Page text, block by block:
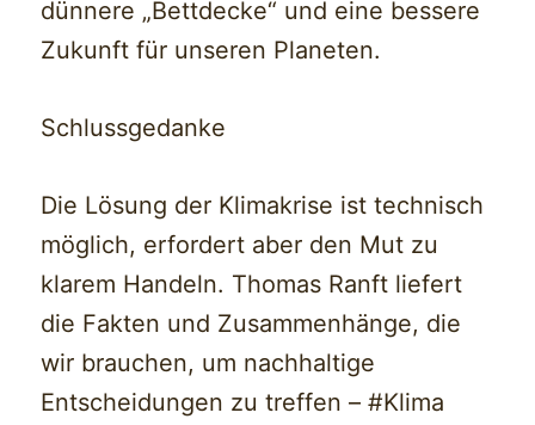
dünnere „Bettdecke“ und eine bessere
Zukunft für unseren Planeten.
Schlussgedanke
Die Lösung der Klimakrise ist technisch
möglich, erfordert aber den Mut zu
klarem Handeln. Thomas Ranft liefert
die Fakten und Zusammenhänge, die
wir brauchen, um nachhaltige
Entscheidungen zu treffen – #Klima